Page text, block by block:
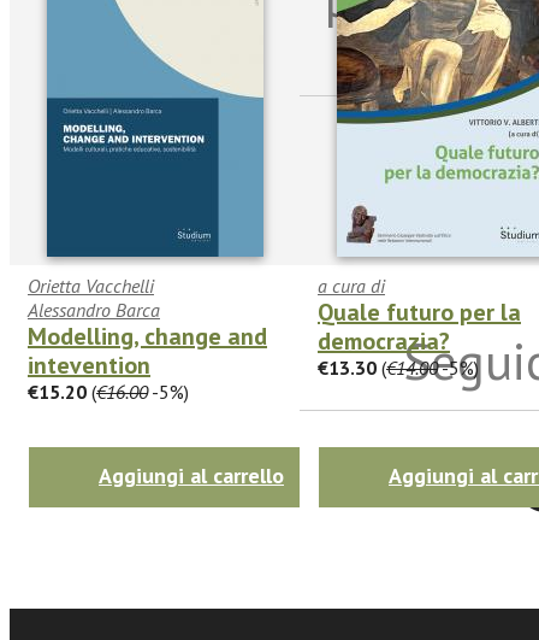
Orietta Vacchelli
Alessandro Barca
Modelling, change and
intevention
€15.20 (€16.00-5%)
Aggiungi al carrello
a cura di
Quale futuro per la
democrazia?
€13.30 (€14.00-5%)
Aggiungi al
sulle